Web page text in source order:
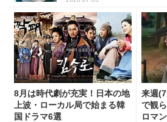
8月は時代劇が充実！日本の地
上波・ローカル局で始まる韓
国ドラマ6選
来週
で観
ロマ